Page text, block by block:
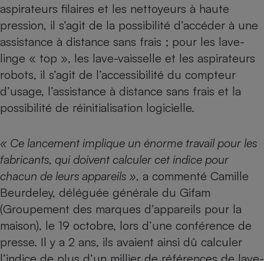
aspirateurs filaires et les nettoyeurs à haute
pression, il s’agit de la possibilité d’accéder à une
assistance à distance sans frais ; pour les lave-
linge « top », les lave-vaisselle et les aspirateurs
robots, il s’agit de l’accessibilité du compteur
d’usage, l’assistance à distance sans frais et la
possibilité de réinitialisation logicielle.
« Ce lancement implique un énorme travail pour les
fabricants, qui doivent calculer cet indice pour
chacun de leurs appareils », a commenté Camille
Beurdeley, déléguée générale du Gifam
(Groupement des marques d’appareils pour la
maison), le 19 octobre, lors d’une conférence de
presse. Il y a 2 ans, ils avaient ainsi dû calculer
Cafetière à expressos
Robot ménager